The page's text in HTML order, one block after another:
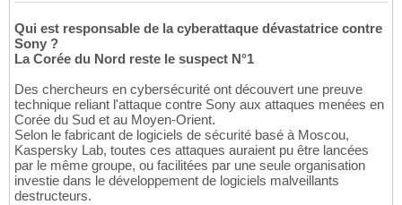
Qui est responsable de la cyberattaque dévastatrice contre
Sony ?
La Corée du Nord reste le suspect N°1
Des chercheurs en cybersécurité ont découvert une preuve
technique reliant l'attaque contre Sony aux attaques menées en
Corée du Sud et au Moyen-Orient.
Selon le fabricant de logiciels de sécurité basé à Moscou,
Kaspersky Lab, toutes ces attaques auraient pu être lancées
par le même groupe, ou facilitées par une seule organisation
investie dans le développement de logiciels malveillants
destructeurs.